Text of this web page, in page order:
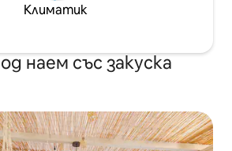
Климатик
наем със закуска